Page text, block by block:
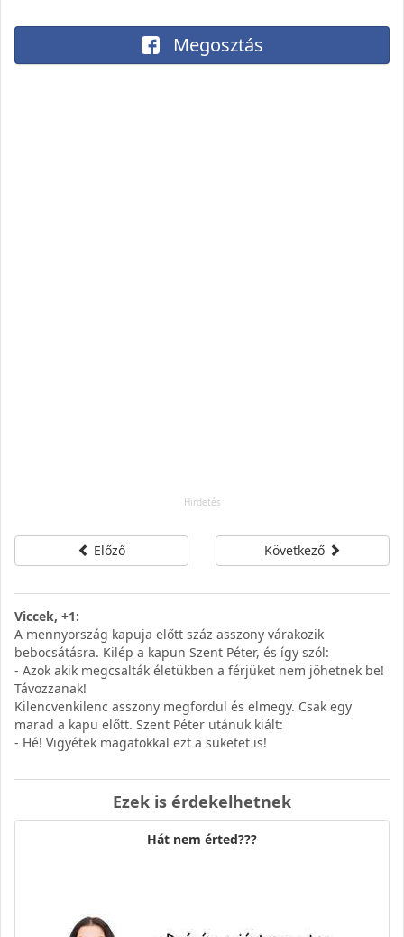
Megosztás
Előző Következő
Viccek, +1:
A mennyország kapuja előtt száz asszony várakozik
bebocsátásra. Kilép a kapun Szent Péter, és így szól:
- Azok akik megcsalták életükben a férjüket nem jöhetnek be!
Távozzanak!
Kilencvenkilenc asszony megfordul és elmegy. Csak egy
marad a kapu előtt. Szent Péter utánuk kiált:
- Hé! Vigyétek magatokkal ezt a süketet is!
Ezek is érdekelhetnek
Hát nem érted???